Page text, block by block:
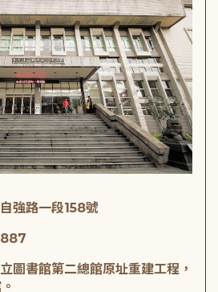
強路一段158號
圖書館第二總館原址重建工程，